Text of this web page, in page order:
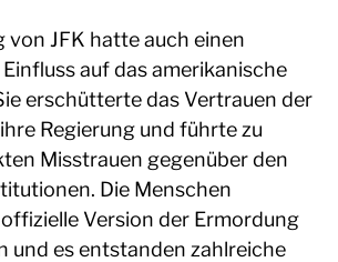
von JFK hatte auch einen
auf das amerikanische
erschütterte das Vertrauen der
Regierung und führte zu
Misstrauen gegenüber den
Die Menschen
Version der Ermordung
und es entstanden zahlreiche